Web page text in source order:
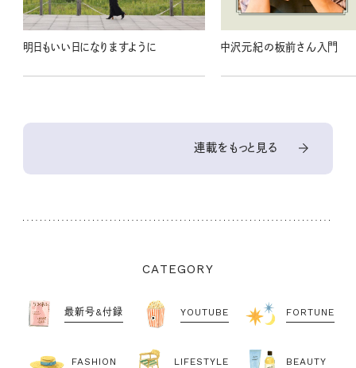
明日もいい日になりますように 中沢元紀の板前さん入門
連載をもっと見る
CATEGORY
最新号&付録 YOUTUBE FORTUNE
FASHION LIFESTYLE BEAUTY